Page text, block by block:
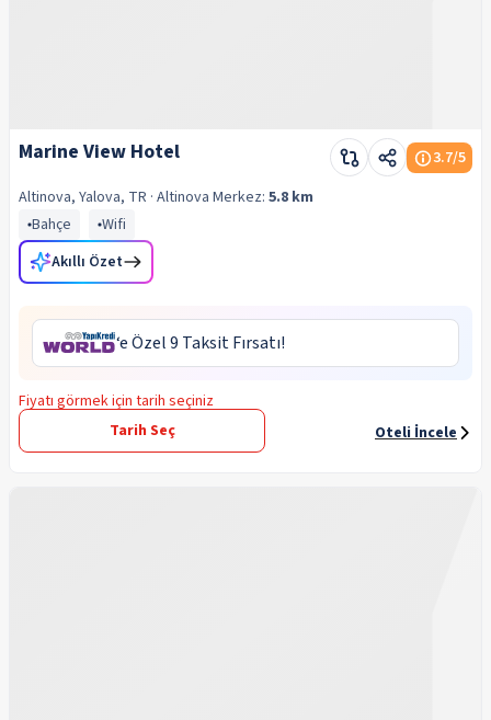
Marine View Hotel 3.7/5
Altinova, Yalova, TR · Altinova Merkez: 5.8 km
Bahçe
Wifi
Akıllı Özet
‘e Özel 9 Taksit Fırsatı!
Fiyatı görmek için tarih seçiniz
Tarih Seç
Oteli İncele